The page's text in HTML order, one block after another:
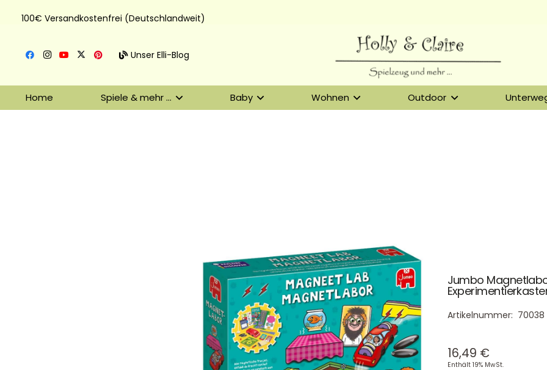
100€ Versandkostenfrei (Deutschlandweit)
Unser Elli-Blog
Home Spiele & mehr … Baby Wohnen Outdoor
Jumbo
Artikelnummer: 70038
16,49 €
Enthält 19% MwSt.